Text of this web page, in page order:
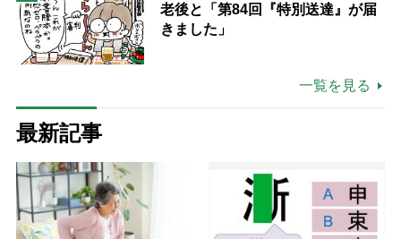
老後と「第84回『特別送達』が届
きました」
一覧を見る
最新記事